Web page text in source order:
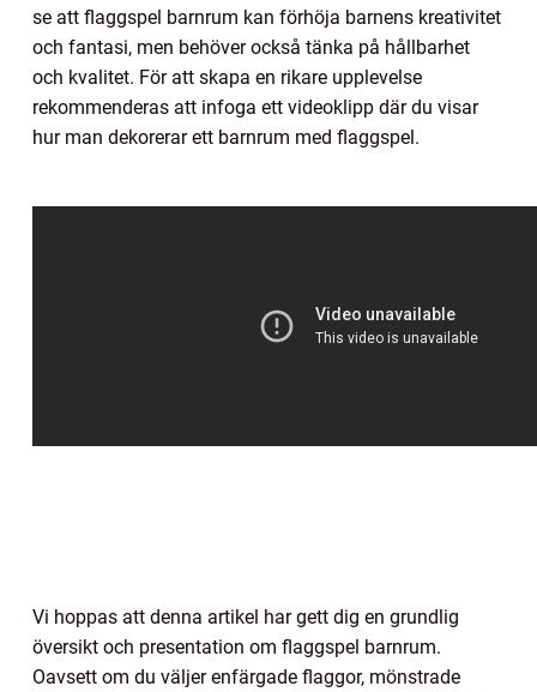
se att flaggspel barnrum kan förhöja barnens kreativitet
och fantasi, men behöver också tänka på hållbarhet
och kvalitet. För att skapa en rikare upplevelse
rekommenderas att infoga ett videoklipp där du visar
hur man dekorerar ett barnrum med flaggspel.
Vi hoppas att denna artikel har gett dig en grundlig
översikt och presentation om flaggspel barnrum.
Oavsett om du väljer enfärgade flaggor, mönstrade